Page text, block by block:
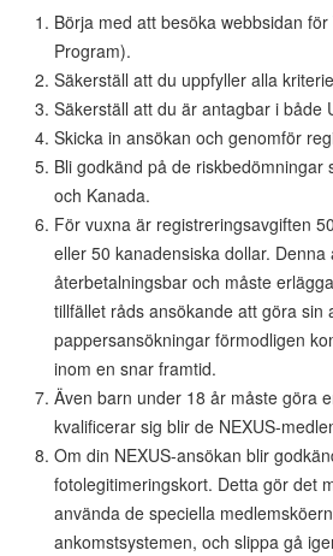
Börja med att besöka webbsidan
Program).
Säkerställ att du uppfyller alla
Säkerställ att du är antagbar i både
Skicka in ansökan och genomför
Bli godkänd på de riskbedömningar
och Kanada.
För vuxna är registreringsavgiften
eller 50 kanadensiska dollar. Denna
återbetalningsbar och måste
tillfället råds ansökande att göra sin
pappersansökningar förmodligen
inom en snar framtid.
Även barn under 18 år måste göra
kvalificerar sig blir de NEXUS-
Om din NEXUS-ansökan blir
fotolegitimeringskort. Detta gör det
använda de speciella
ankomstsystemen, och slippa gå